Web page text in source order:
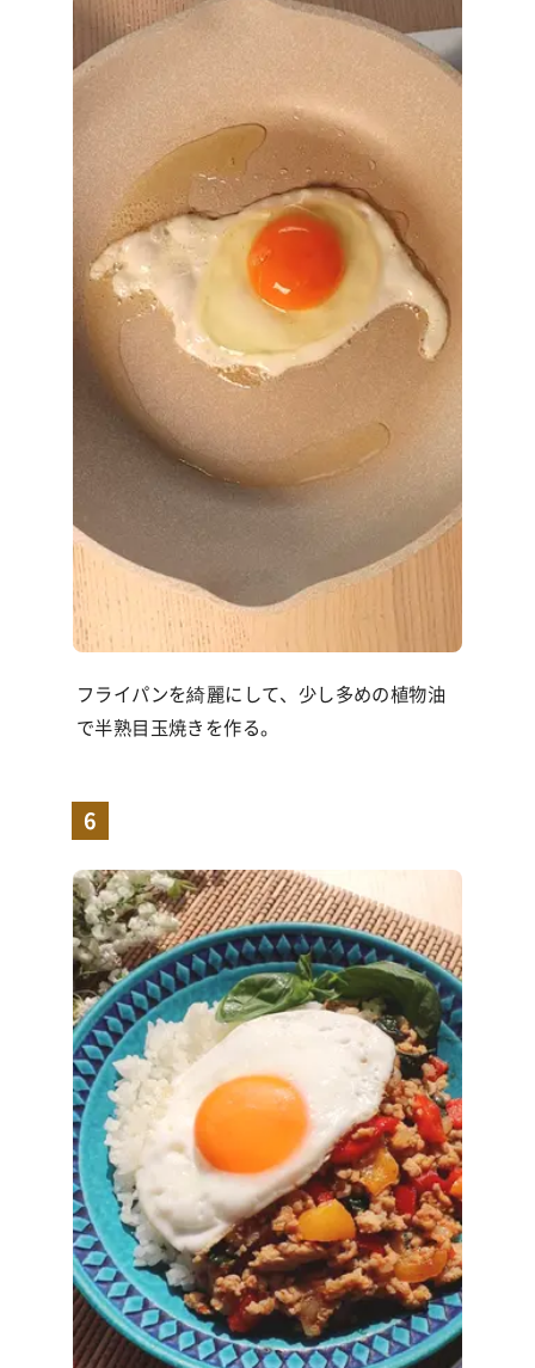
フライパンを綺麗にして、少し多めの植物油
で半熟目玉焼きを作る。
6